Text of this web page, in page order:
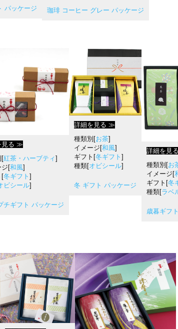
パッケージ 珈琲 コーヒー グレー パッケージ
見る ≫
[紅茶・ハーブティ]
ジ[和風]
[冬ギフト ]
ビシール]
チギフト パッケージ
詳細を見る ≫
種類別[お茶]
イメージ[和風]
ギフト[冬ギフト ]
種類[オビシール]
冬 ギフト パッケージ
詳細を見
種類別[お
イメージ[
ギフト[冬
種類[ラベ
歳暮ギフ